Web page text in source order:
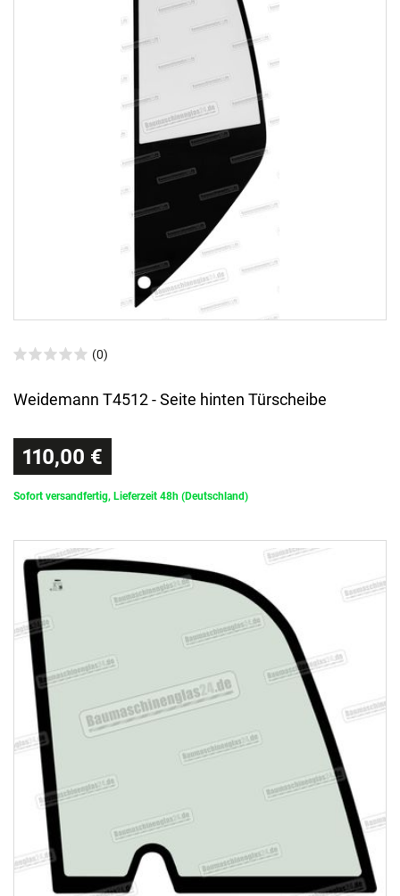
(0)
Weidemann T4512 - Seite hinten Türscheibe
110,00 €
Sofort versandfertig, Lieferzeit 48h (Deutschland)